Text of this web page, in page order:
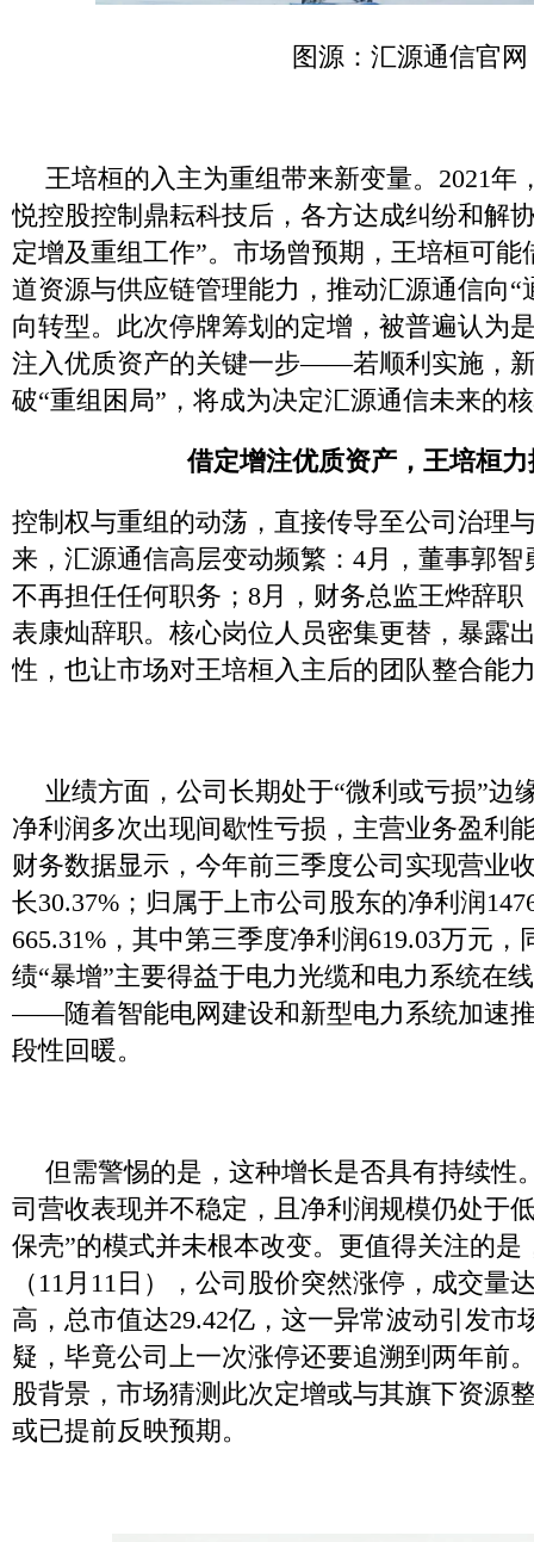
图源：汇源通信官网
王培桓的入主为重组带来新变量。2021年
悦控股控制鼎耘科技后，各方达成纠纷和解
定增及重组工作”。市场曾预期，王培桓可能
道资源与供应链管理能力，推动汇源通信向“
向转型。此次停牌筹划的定增，被普遍认为
注入优质资产的关键一步——若顺利实施，
破“重组困局”，将成为决定汇源通信未来的
借定增注优质资产，王培桓
控制权与重组的动荡，直接传导至公司治理
来，汇源通信高层变动频繁：4月，董事郭
不再担任任何职务；8月，财务总监王烨辞职
表康灿辞职。核心岗位人员密集更替，暴露
性，也让市场对王培桓入主后的团队整合能
业绩方面，公司长期处于“微利或亏损”边
净利润多次出现间歇性亏损，主营业务盈利
财务数据显示，今年前三季度公司实现营业
长30.37%；归属于上市公司股东的净利润
665.31%，其中第三季度净利润619.03万元，
绩“暴增”主要得益于电力光缆和电力系统在
——随着智能电网建设和新型电力系统加速
段性回暖。
但需警惕的是，这种增长是否具有持续性
司营收表现并不稳定，且净利润规模仍处于
保壳”的模式并未根本改变。更值得关注的是
（11月11日），公司股价突然涨停，成交量
高，总市值达29.42亿，这一异常波动引发市
疑，毕竟公司上一次涨停还要追溯到两年前
股背景，市场猜测此次定增或与其旗下资源
或已提前反映预期。